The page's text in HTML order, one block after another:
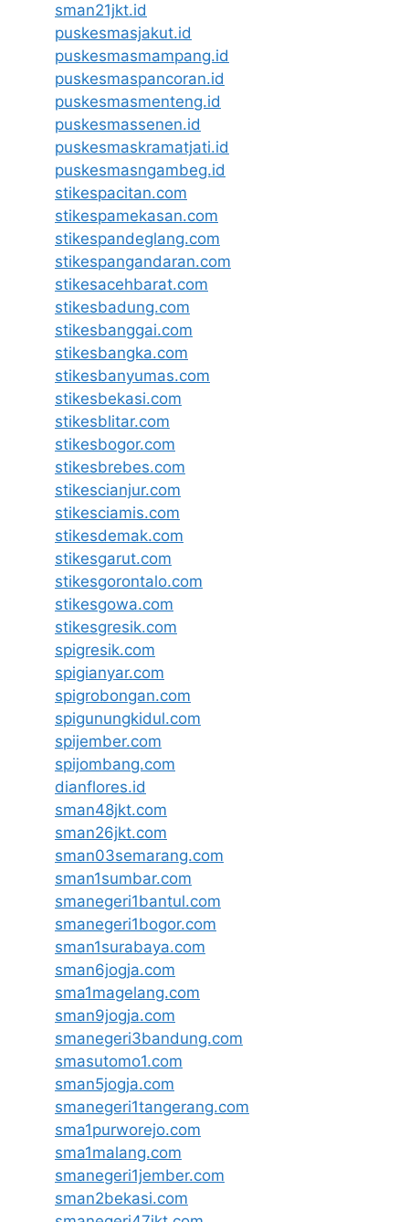
sman21jkt.id
puskesmasjakut.id
puskesmasmampang.id
puskesmaspancoran.id
puskesmasmenteng.id
puskesmassenen.id
puskesmaskramatjati.id
puskesmasngambeg.id
stikespacitan.com
stikespamekasan.com
stikespandeglang.com
stikespangandaran.com
stikesacehbarat.com
stikesbadung.com
stikesbanggai.com
stikesbangka.com
stikesbanyumas.com
stikesbekasi.com
stikesblitar.com
stikesbogor.com
stikesbrebes.com
stikescianjur.com
stikesciamis.com
stikesdemak.com
stikesgarut.com
stikesgorontalo.com
stikesgowa.com
stikesgresik.com
spigresik.com
spigianyar.com
spigrobongan.com
spigunungkidul.com
spijember.com
spijombang.com
dianflores.id
sman48jkt.com
sman26jkt.com
sman03semarang.com
sman1sumbar.com
smanegeri1bantul.com
smanegeri1bogor.com
sman1surabaya.com
sman6jogja.com
sma1magelang.com
sman9jogja.com
smanegeri3bandung.com
smasutomo1.com
sman5jogja.com
smanegeri1tangerang.com
sma1purworejo.com
sma1malang.com
smanegeri1jember.com
sman2bekasi.com